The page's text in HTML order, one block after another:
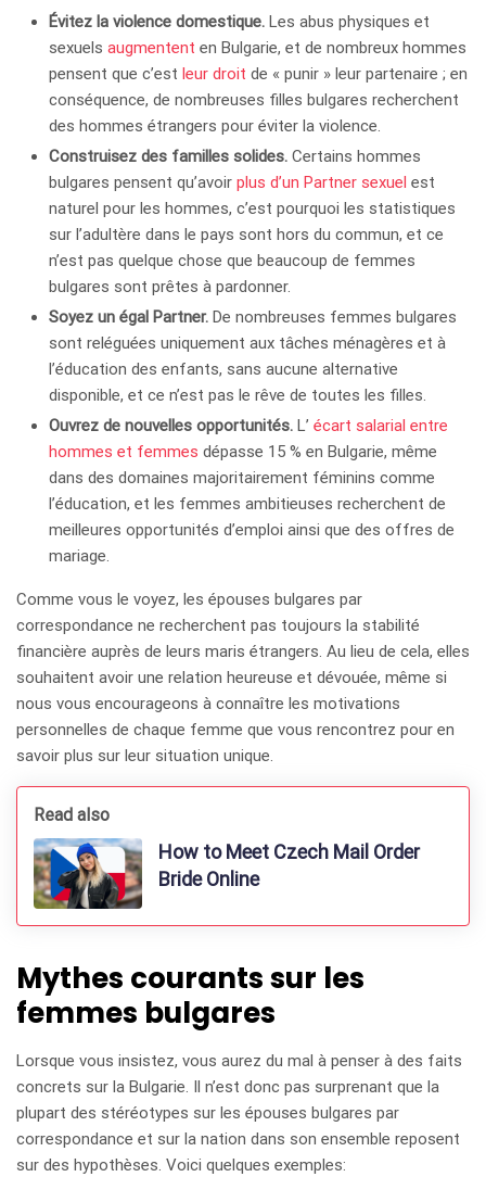
Évitez la violence domestique. Les abus physiques et
sexuels augmentent en Bulgarie, et de nombreux hommes
pensent que c’est leur droit de « punir » leur partenaire ; en
conséquence, de nombreuses filles bulgares recherchent
des hommes étrangers pour éviter la violence.
Construisez des familles solides. Certains hommes
bulgares pensent qu’avoir plus d’un Partner sexuel est
naturel pour les hommes, c’est pourquoi les statistiques
sur l’adultère dans le pays sont hors du commun, et ce
n’est pas quelque chose que beaucoup de femmes
bulgares sont prêtes à pardonner.
Soyez un égal Partner. De nombreuses femmes bulgares
sont reléguées uniquement aux tâches ménagères et à
l’éducation des enfants, sans aucune alternative
disponible, et ce n’est pas le rêve de toutes les filles.
Ouvrez de nouvelles opportunités. L’ écart salarial entre
hommes et femmes dépasse 15 % en Bulgarie, même
dans des domaines majoritairement féminins comme
l’éducation, et les femmes ambitieuses recherchent de
meilleures opportunités d’emploi ainsi que des offres de
mariage.
Comme vous le voyez, les épouses bulgares par
correspondance ne recherchent pas toujours la stabilité
financière auprès de leurs maris étrangers. Au lieu de cela, elles
souhaitent avoir une relation heureuse et dévouée, même si
nous vous encourageons à connaître les motivations
personnelles de chaque femme que vous rencontrez pour en
savoir plus sur leur situation unique.
Read also
How to Meet Czech Mail Order
Bride Online
Mythes courants sur les
femmes bulgares
Lorsque vous insistez, vous aurez du mal à penser à des faits
concrets sur la Bulgarie. Il n’est donc pas surprenant que la
plupart des stéréotypes sur les épouses bulgares par
correspondance et sur la nation dans son ensemble reposent
sur des hypothèses. Voici quelques exemples: